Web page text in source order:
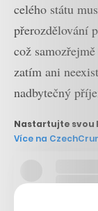
celého státu
přerozdělování
což
zatím ani
nadbytečný
Nastartujte svou
Více na